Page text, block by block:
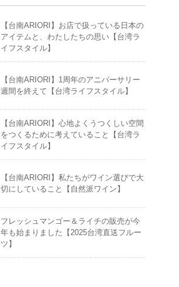
【台南ARIORI】お店で扱っている日本の
アイテムと、わたしたちの思い【台湾ラ
イフスタイル】
【台南ARIORI】1周年のアニバーサリー
週間を終えて【台湾ライフスタイル】
【台南ARIORI】心地よくうつくしい空間
をつくるために考えていること【台湾ラ
イフスタイル】
【台南ARIORI】私たちがワイン選びで大
切にしていること【自然派ワイン】
フレッシュマンゴー＆ライチの販売が今
年も始まりました【2025台湾直送フルー
ツ】